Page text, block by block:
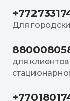
Для
для